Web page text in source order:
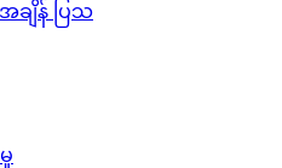
ျိန် ပြသ